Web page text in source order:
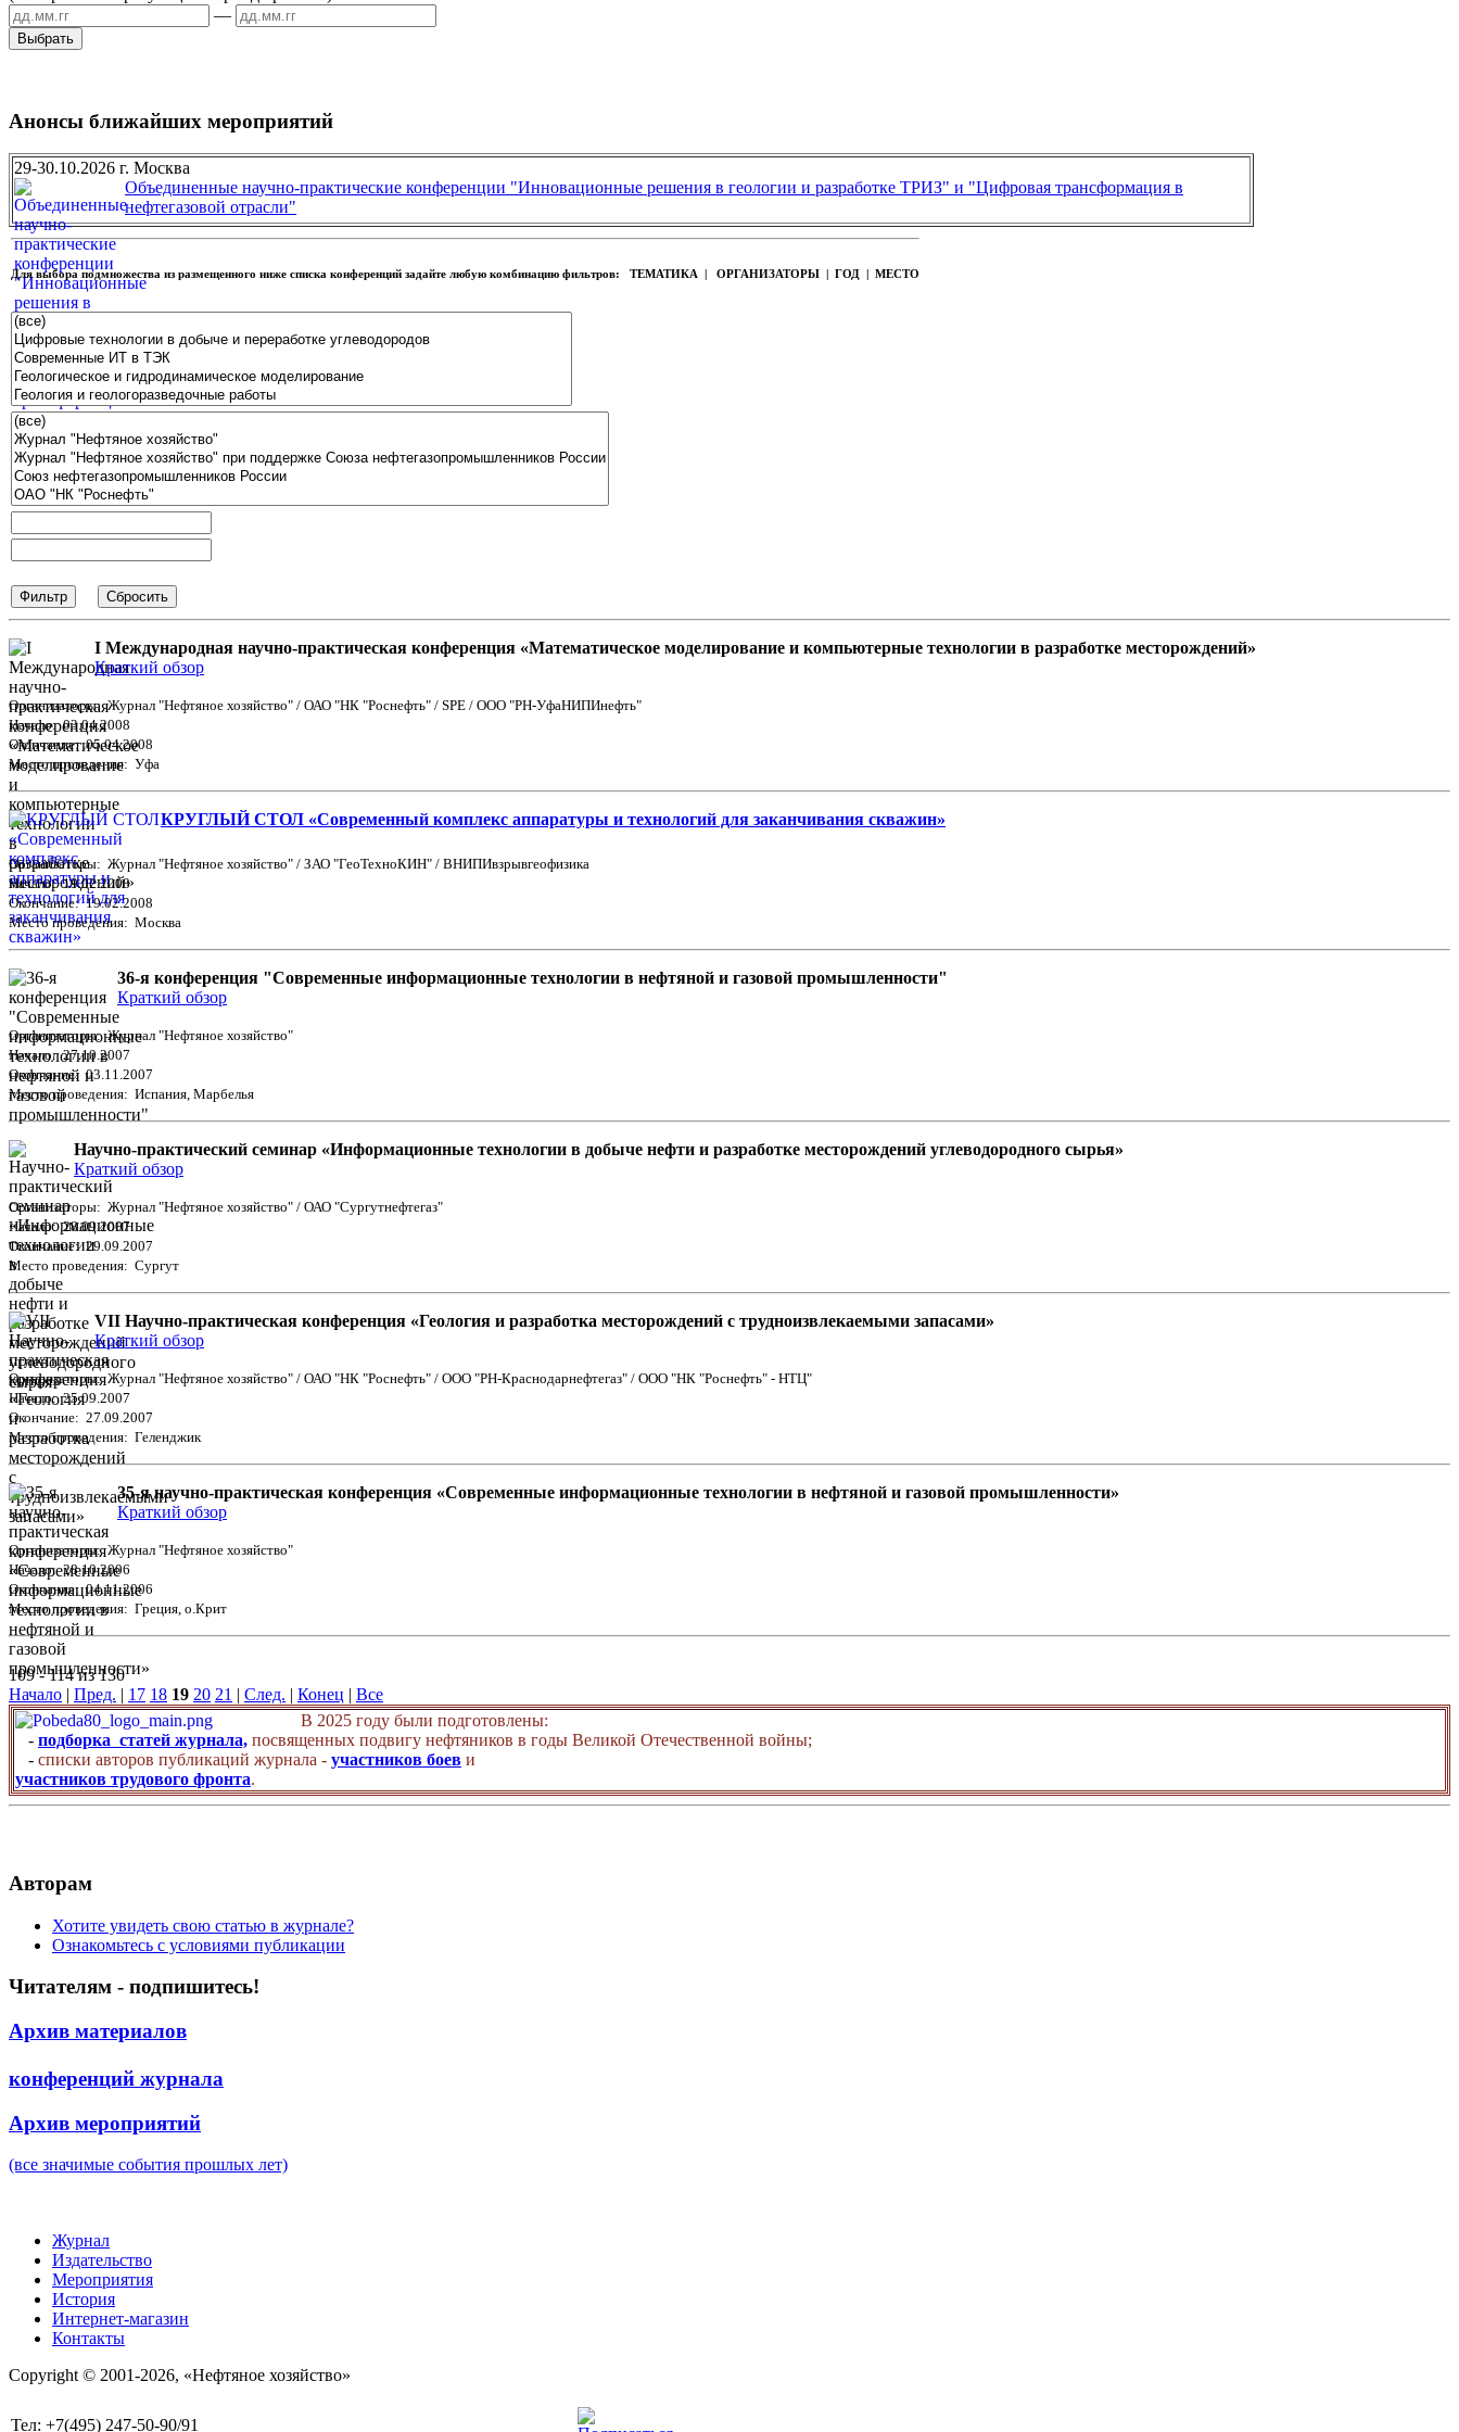
—
Анонсы ближайших мероприятий
29-30.10.2026 г. Москва
Объединенные научно-практические конференции "Инновационные решения в геологии и разработке ТРИЗ" и "Цифровая трансформация в
нефтегазовой отрасли"
Для выбора подмножества из размещенного ниже списка конференций задайте любую комбинацию фильтров: ТЕМАТИКА | ОРГАНИЗАТОРЫ | ГОД | МЕСТО
I Международная научно-практическая конференция «Математическое моделирование и компьютерные технологии в разработке месторождений»
Краткий обзор
Организаторы: Журнал "Нефтяное хозяйство" / ОАО "НК "Роснефть" / SPE / ООО "РН-УфаНИПИнефть"
Начало: 03.04.2008
Окончание: 05.04.2008
Место проведения: Уфа
КРУГЛЫЙ СТОЛ «Современный комплекс аппаратуры и технологий для заканчивания скважин»
Организаторы: Журнал "Нефтяное хозяйство" / ЗАО "ГеоТехноКИН" / ВНИПИвзрывгеофизика
Начало: 19.02.2008
Окончание: 19.02.2008
Место проведения: Москва
36-я конференция "Современные информационные технологии в нефтяной и газовой промышленности"
Краткий обзор
Организаторы: Журнал "Нефтяное хозяйство"
Начало: 27.10.2007
Окончание: 03.11.2007
Место проведения: Испания, Марбелья
Научно-практический семинар «Информационные технологии в добыче нефти и разработке месторождений углеводородного сырья»
Краткий обзор
Организаторы: Журнал "Нефтяное хозяйство" / ОАО "Сургутнефтегаз"
Начало: 28.09.2007
Окончание: 29.09.2007
Место проведения: Сургут
VII Научно-практическая конференция «Геология и разработка месторождений с трудноизвлекаемыми запасами»
Краткий обзор
Организаторы: Журнал "Нефтяное хозяйство" / ОАО "НК "Роснефть" / ООО "РН-Краснодарнефтегаз" / ООО "НК "Роснефть" - НТЦ"
Начало: 25.09.2007
Окончание: 27.09.2007
Место проведения: Геленджик
35-я научно-практическая конференция «Современные информационные технологии в нефтяной и газовой промышленности»
Краткий обзор
Организаторы: Журнал "Нефтяное хозяйство"
Начало: 28.10.2006
Окончание: 04.11.2006
Место проведения: Греция, о.Крит
109 - 114 из 130
Начало | Пред. | 17 18 19 20 21 | След. | Конец | Все
В 2025 году были подготовлены:
- подборка статей журнала, посвященных подвигу нефтяников в годы Великой Отечественной войны;
- списки авторов публикаций журнала - участников боев и
участников трудового фронта.
Авторам
Хотите увидеть свою статью в журнале?
Ознакомьтесь с условиями публикации
Читателям - подпишитесь!
Архив материалов
конференций журнала
Архив мероприятий
(все значимые события прошлых лет)
Журнал
Издательство
Мероприятия
История
Интернет-магазин
Контакты
Copyright © 2001-2026, «Нефтяное хозяйство»
Тел: +7(495) 247-50-90/91